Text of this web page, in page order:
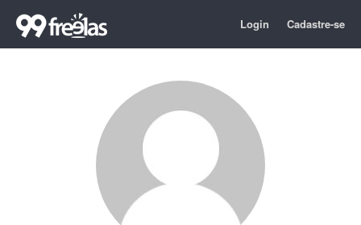
Login Cadastre-se